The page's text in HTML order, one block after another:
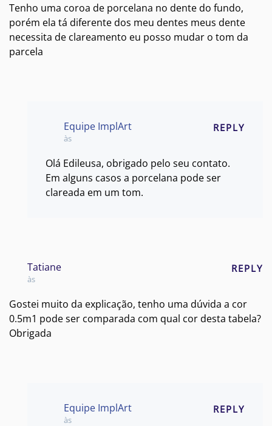
Tenho uma coroa de porcelana no dente do fundo,
porém ela tá diferente dos meu dentes meus dente
necessita de clareamento eu posso mudar o tom da
parcela
Equipe ImplArt
às
REPLY
Olá Edileusa, obrigado pelo seu contato.
Em alguns casos a porcelana pode ser
clareada em um tom.
Tatiane
às
REPLY
Gostei muito da explicação, tenho uma dúvida a cor
0.5m1 pode ser comparada com qual cor desta tabela?
Obrigada
Equipe ImplArt
às
REPLY